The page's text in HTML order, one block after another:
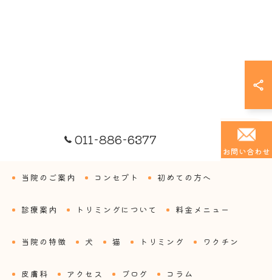
011-886-6377
お問い合わせ
当院のご案内 コンセプト 初めての方へ
診療案内 トリミングについて 料金メニュー
当院の特徴 犬 猫 トリミング ワクチン
皮膚科 アクセス ブログ コラム